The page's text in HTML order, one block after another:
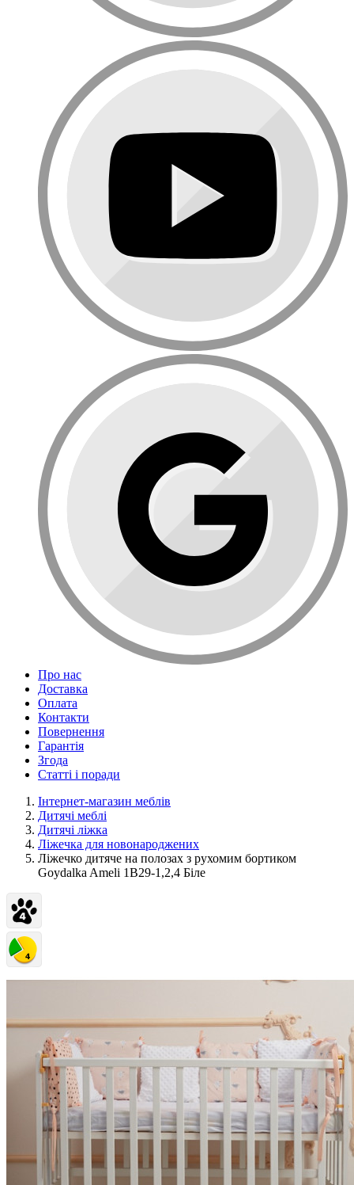
Про нас
Доставка
Оплата
Контакти
Повернення
Гарантія
Згода
Статті і поради
Інтернет-магазин меблів
Дитячі меблі
Дитячі ліжка
Ліжечка для новонароджених
Ліжечко дитяче на полозах з рухомим бортиком
Goydalka Ameli 1В29-1,2,4 Біле